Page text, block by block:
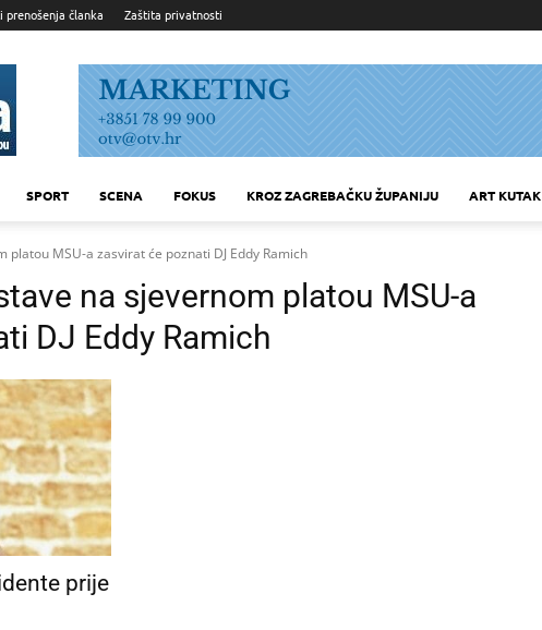
prenošenja članka Zaštita privatnosti
SPORT SCENA FOKUS KROZ ZAGREBAČKU ŽUPANIJU ART KUTAK
platou MSU-a zasvirat će poznati DJ Eddy Ramich
na sjevernom platou MSU-a
DJ Eddy Ramich
prije